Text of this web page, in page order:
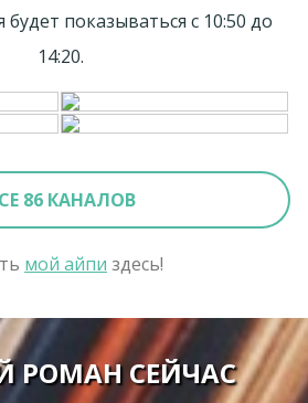
показываться с 10:50 до
14:20.
86 КАНАЛОВ
мой айпи здесь!
РОМАН СЕЙЧАС